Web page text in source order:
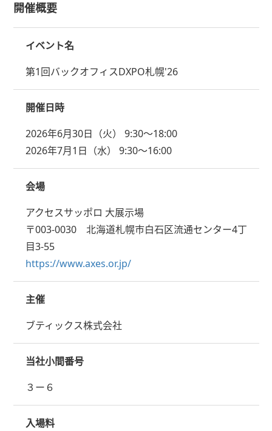
開催概要
イベント名
第1回バックオフィスDXPO札幌'26
開催日時
2026年6月30日（火） 9:30～18:00
2026年7月1日（水） 9:30～16:00
会場
アクセスサッポロ 大展示場
〒003-0030 北海道札幌市白石区流通センター4丁
目3-55
https://www.axes.or.jp/
主催
ブティックス株式会社
当社小間番号
３ー６
入場料